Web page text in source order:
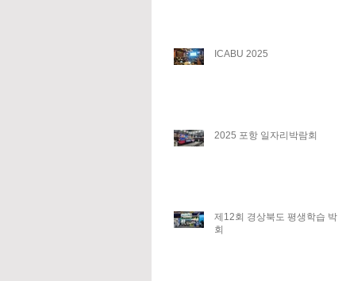
ICABU 2025
2025 포항 일자리박람회
제12회 경상북도 평생학습 박람
회